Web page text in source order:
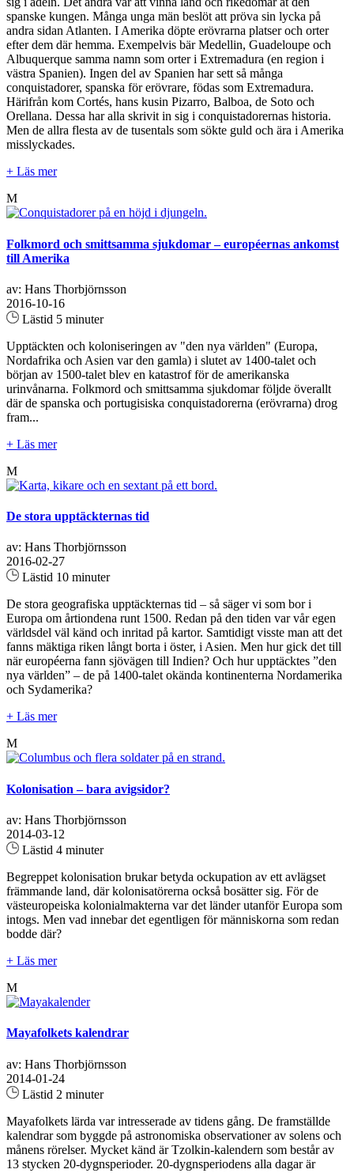
spanske kungen. Många unga män beslöt att pröva sin lycka på
andra sidan Atlanten. I Amerika döpte erövrarna platser och orter
efter dem där hemma. Exempelvis bär Medellin, Guadeloupe och
Albuquerque samma namn som orter i Extremadura (en region i
västra Spanien). Ingen del av Spanien har sett så många
conquistadorer, spanska för erövrare, födas som Extremadura.
Härifrån kom Cortés, hans kusin Pizarro, Balboa, de Soto och
Orellana. Dessa har alla skrivit in sig i conquistadorernas historia.
Men de allra flesta av de tusentals som sökte guld och ära i Amerika
misslyckades.
+ Läs mer
M
Folkmord och smittsamma sjukdomar – européernas ankomst
till Amerika
av: Hans Thorbjörnsson
2016-10-16
Lästid 5 minuter
Upptäckten och koloniseringen av "den nya världen" (Europa,
Nordafrika och Asien var den gamla) i slutet av 1400-talet och
början av 1500-talet blev en katastrof för de amerikanska
urinvånarna. Folkmord och smittsamma sjukdomar följde överallt
där de spanska och portugisiska conquistadorerna (erövrarna) drog
fram...
+ Läs mer
M
De stora upptäckternas tid
av: Hans Thorbjörnsson
2016-02-27
Lästid 10 minuter
De stora geografiska upptäckternas tid – så säger vi som bor i
Europa om årtiondena runt 1500. Redan på den tiden var vår egen
världsdel väl känd och inritad på kartor. Samtidigt visste man att det
fanns mäktiga riken långt borta i öster, i Asien. Men hur gick det till
när européerna fann sjövägen till Indien? Och hur upptäcktes ”den
nya världen” – de på 1400-talet okända kontinenterna Nordamerika
och Sydamerika?
+ Läs mer
M
Kolonisation – bara avigsidor?
av: Hans Thorbjörnsson
2014-03-12
Lästid 4 minuter
Begreppet kolonisation brukar betyda ockupation av ett avlägset
främmande land, där kolonisatörerna också bosätter sig. För de
västeuropeiska kolonialmakterna var det länder utanför Europa som
intogs. Men vad innebar det egentligen för människorna som redan
bodde där?
+ Läs mer
M
Mayafolkets kalendrar
av: Hans Thorbjörnsson
2014-01-24
Lästid 2 minuter
Mayafolkets lärda var intresserade av tidens gång. De framställde
kalendrar som byggde på astronomiska observationer av solens och
månens rörelser. Mycket känd är Tzolkin-kalendern som består av
13 stycken 20-dygnsperioder. 20-dygnsperiodens alla dagar är